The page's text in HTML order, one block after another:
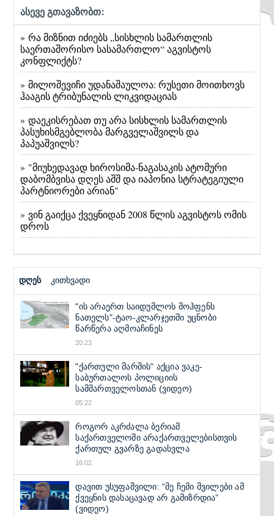
ასევე გთავაზობთ:
» რა მიზნით იძიებს „სისხლის სამართლის
საერთაშორისო სასამართლო“ აგვისტოს
კონფლიქტს?
» მილოშევიჩი უდანაშაულოა: რუსეთი მოითხოვს
ჰააგის ტრიბუნალის ლიკვიდაციას
» დაეკისრებათ თუ არა სისხლის სამართლის
პასუხისმგებლობა მარგველაშვილს და
პაპუაშვილს?
» "მიუხედავად ხიროსიმა-ნაგასაკის ატომური
დაბომბვისა დღეს აშშ და იაპონია სტრატეგიული
პარტნიორები არიან"
» ვინ გაიქცა ქვეყნიდან 2008 წლის აგვისტოს ომის
დროს
დღეს კითხვადი
"ის არაერთ საიდუმლოს მოჰფენს
ნათელს"-ტაო-კლარჯეთში უცნობი
წარწერა აღმოაჩინეს
20:23
"ქართული მარშის" აქცია ვაკე-
საბურთალოს პოლიციის
სამმართველოსთან (ვიდეო)
05:22
როგორ აკრძალა ბერიამ
საქართველოში არაქართველებისთვის
ქართულ გვარზე გადასვლა
16:02
დავით უსუფაშვილი: “მე ჩემი შვილები ამ
ქვეყნის დასაცავად არ გამიზრდია”
(ვიდეო)